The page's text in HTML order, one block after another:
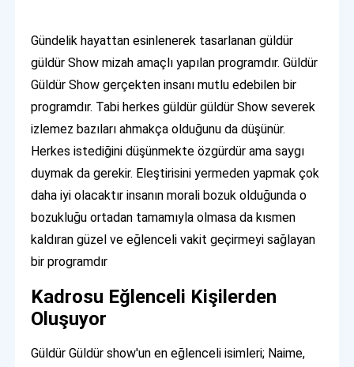
Gündelik hayattan esinlenerek tasarlanan güldür
güldür Show mizah amaçlı yapılan programdır. Güldür
Güldür Show gerçekten insanı mutlu edebilen bir
programdır. Tabi herkes güldür güldür Show severek
izlemez bazıları ahmakça olduğunu da düşünür.
Herkes istediğini düşünmekte özgürdür ama saygı
duymak da gerekir. Eleştirisini yermeden yapmak çok
daha iyi olacaktır insanın morali bozuk olduğunda o
bozukluğu ortadan tamamıyla olmasa da kısmen
kaldıran güzel ve eğlenceli vakit geçirmeyi sağlayan
bir programdır
Kadrosu Eğlenceli Kişilerden
Oluşuyor
Güldür Güldür show'un en eğlenceli isimleri; Naime,